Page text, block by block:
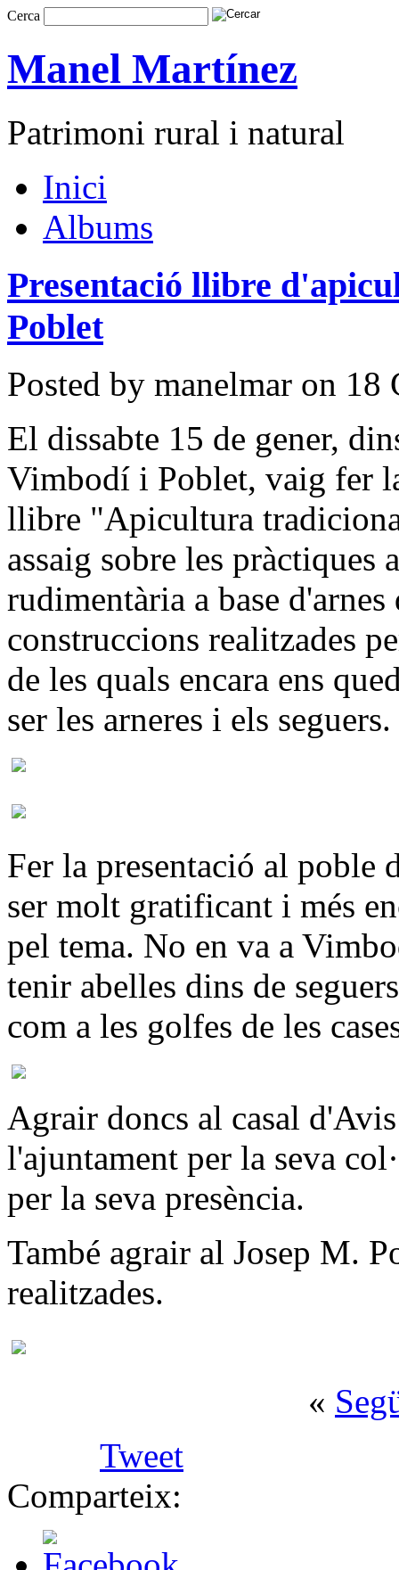
Cerca
Manel Martínez
Patrimoni rural i natural
Inici
Albums
Presentació llibre
Poblet
Posted by manelmar on 18
El dissabte 15 de gener,
Vimbodí i Poblet, vaig fer
llibre "Apicultura
assaig sobre les
rudimentària a base
construccions realitzades
de les quals encara ens
ser les arneres i els seguers.
Fer la presentació al poble
ser molt gratificant i més
pel tema. No en va a
tenir abelles dins de
com a les golfes de les
Agrair doncs al casal
l'ajuntament per la seva
per la seva presència.
També agrair al Josep M.
realitzades.
«
Tweet
Comparteix: